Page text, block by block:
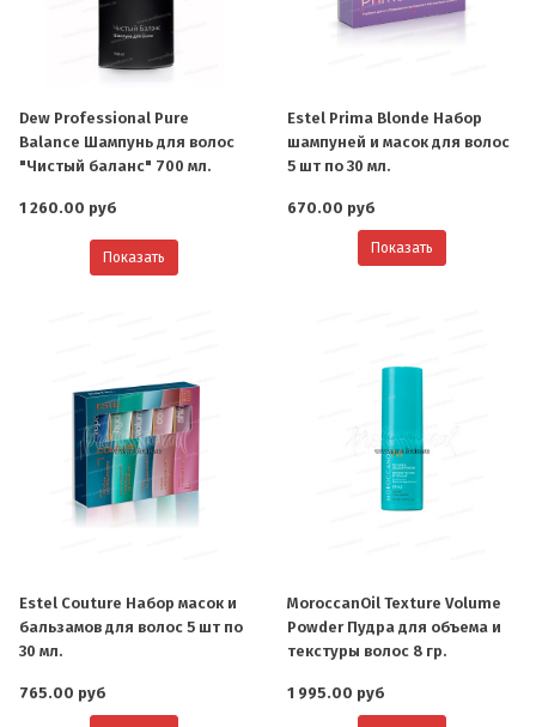
Dew Professional Pure
Balance Шампунь для волос
"Чистый баланс" 700 мл.
1 260.00 руб
Показать
Estel Prima Blonde Набор
шампуней и масок для волос
5 шт по 30 мл.
670.00 руб
Показать
Estel Couture Набор масок и
бальзамов для волос 5 шт по
30 мл.
765.00 руб
MoroccanOil Texture Volume
Powder Пудра для объема и
текстуры волос 8 гр.
1 995.00 руб
О компании
Ваша скидка
Контактная информация